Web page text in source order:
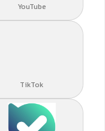
YouTube
TikTok